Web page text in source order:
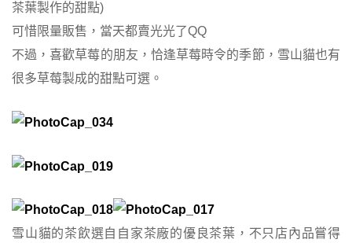
茶葉製作的甜點)
可惜限量販售，當天都賣光光了QQ
不過，喜歡草莓的朋友，恰逢草莓時令的季節，雪山貓也有
很多草莓製成的甜點可選。
雪山貓的茶飲選自自家茶廠的優良茶葉，不只店內品嘗得